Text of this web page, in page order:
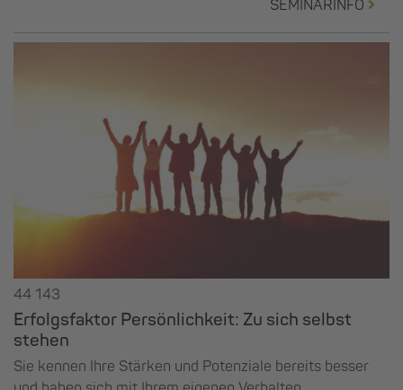
SEMINARINFO
44 143
Erfolgsfaktor Persönlichkeit: Zu sich selbst
stehen
Sie kennen Ihre Stärken und Potenziale bereits besser